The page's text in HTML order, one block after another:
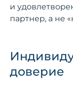
и
партнер, а не
доверие